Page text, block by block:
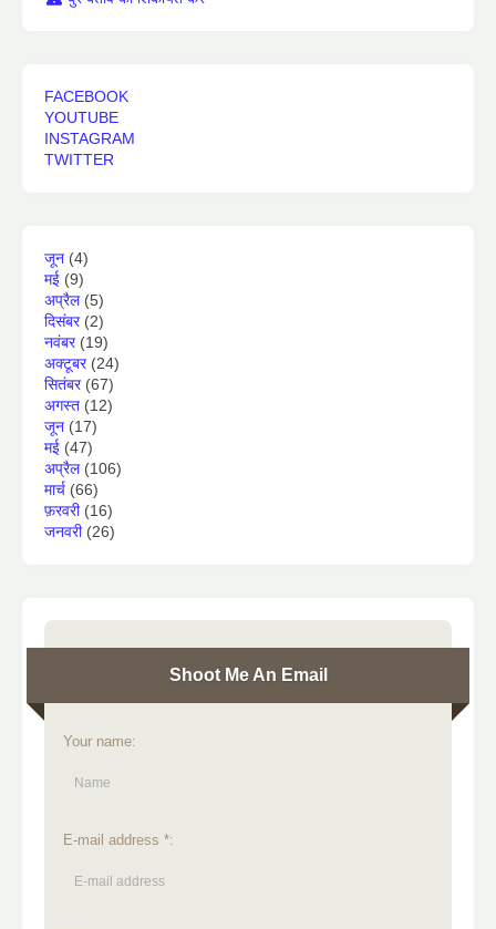
FACEBOOK
YOUTUBE
INSTAGRAM
TWITTER
जून (4)
मई (9)
अप्रैल(5)
दिसंबर(2)
नवंबर(19)
अक्टूबर(24)
सितंबर(67)
अगस्त (12)
जून (17)
मई (47)
अप्रैल(106)
मार्च (66)
फ़रवरी(16)
जनवरी(26)
Shoot Me An Email
Your name:
E-mail address *: